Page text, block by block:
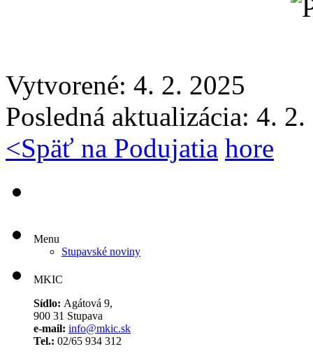
Vytvorené: 4. 2. 2025
Posledná aktualizácia: 4.
<Späť na Podujatia hore
Menu
Stupavské noviny
MKIC
Sídlo: Agátová 9,
900 31 Stupava
e-mail: info@mkic.sk
Tel.: 02/65 934 312